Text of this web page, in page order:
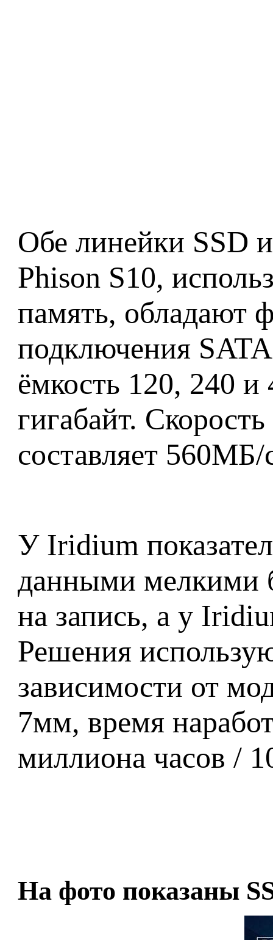
Обе линейки SSD
Phison S10,
память, обладают
подключения
ёмкость 120, 240
гигабайт.
составляет
У Iridium
данными мелкими
на запись, а у
Решения
зависимости от
7мм, время
миллиона часов /
На фото показаны